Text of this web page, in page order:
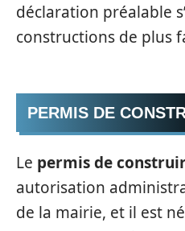
déclaration préalable
constructions de plus
PERMIS DE
Le permis de
autorisation
de la mairie, et il est